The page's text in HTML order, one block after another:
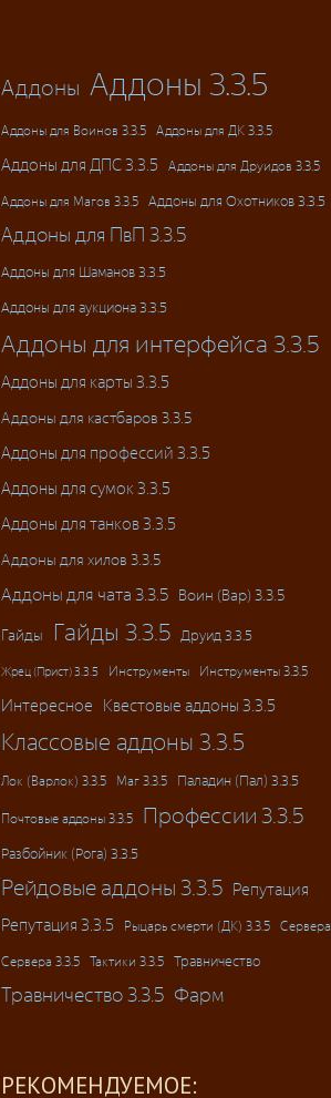
Аддоны Аддоны 3.3.5
Аддоны для Воинов 3.3.5 Аддоны для ДК 3.3.5
Аддоны для ДПС 3.3.5 Аддоны для Друидов 3.3.5
Аддоны для Магов 3.3.5 Аддоны для Охотников 3.3.5
Аддоны для ПвП 3.3.5
Аддоны для Шаманов 3.3.5
Аддоны для аукциона 3.3.5
Аддоны для интерфейса 3.3.5
Аддоны для карты 3.3.5
Аддоны для кастбаров 3.3.5
Аддоны для профессий 3.3.5
Аддоны для сумок 3.3.5
Аддоны для танков 3.3.5
Аддоны для хилов 3.3.5
Аддоны для чата 3.3.5 Воин (Вар) 3.3.5
Гайды Гайды 3.3.5 Друид 3.3.5
Жрец (Прист) 3.3.5 Инструменты Инструменты 3.3.5
Интересное Квестовые аддоны 3.3.5
Классовые аддоны 3.3.5
Лок (Варлок) 3.3.5 Маг 3.3.5 Паладин (Пал) 3.3.5
Почтовые аддоны 3.3.5 Профессии 3.3.5
Разбойник (Рога) 3.3.5
Рейдовые аддоны 3.3.5 Репутация
Репутация 3.3.5
Рыцарь смерти (ДК) 3.3.5 Сервера
Сервера 3.3.5 Тактики 3.3.5 Травничество
Травничество 3.3.5 Фарм
РЕКОМЕНДУЕМОЕ: